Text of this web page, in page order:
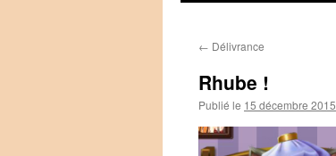
← Délivrance
Rhube !
Publié le 15 décembre 2015